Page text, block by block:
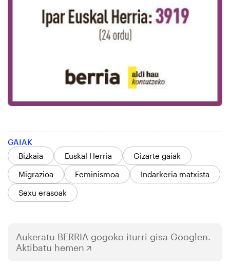
GAIAK
Bizkaia
Euskal Herria
Gizarte gaiak
Migrazioa
Feminismoa
Indarkeria matxista
Sexu erasoak
Aukeratu BERRIA gogoko iturri gisa Googlen.
Aktibatu hemen